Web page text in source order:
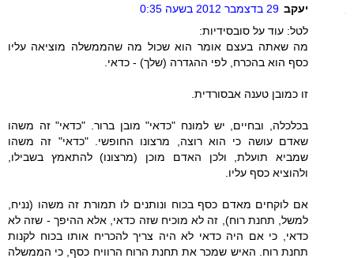
יעקב 29 בדצמבר 2012 בשעה 0:35
לטל: עוד על סובסידיות:
מה שאתה בעצם אומר הוא שכול מה שהממשלה מוציאה עליו
כסף הוא בהכרח, לפי ההגדרה (שלך) - כדאי.
זו כמובן טענה אבסורדית.
בכלכלה, ובחיים, יש למונח "כדאי" מובן ברור. "כדאי" זה משהו
שאדם עושה כי הוא רוצה, מרצונו החופשי. "כדאי" זה משהו
שמביא תועלת, ולכן האדם מוכן (מרצונו) להתאמץ בשבילו,
ולהוציא כסף עליו.
אם לוקחים מאדם כסף בכוח ונותנים לו תמורת זה משהו (נניח,
למשל, תחנת רוח), זה לא מוכיח שזה כדאי, אלא ההיפך - שזה לא
כדאי, כי אם היה כדאי לא היה צריך להכריח אותו בכוח לקנות
תחנת רוח. האיש שמכר את תחנת הרוח הרוויח כסף, כי הממשלה